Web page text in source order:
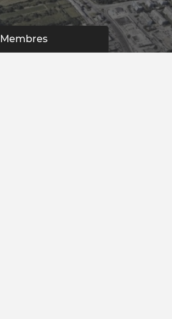
Membres